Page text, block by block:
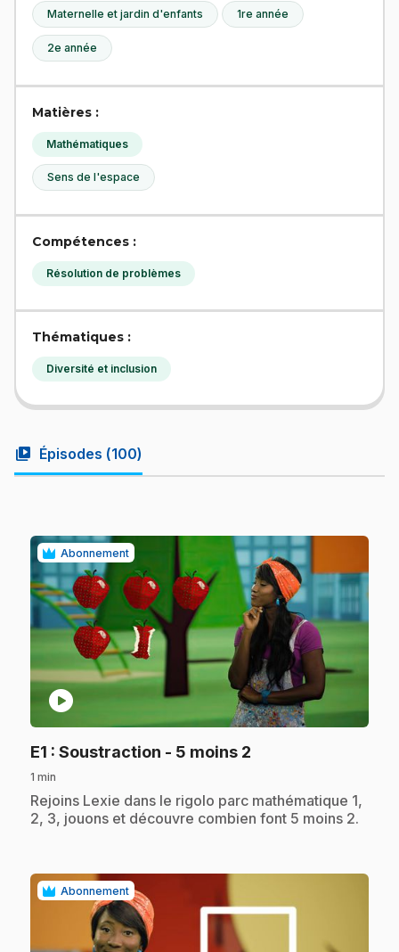
Maternelle et jardin d'enfants 1re année
2e année
Matières :
Mathématiques
Sens de l'espace
Compétences :
Résolution de problèmes
Thématiques :
Diversité et inclusion
video_library Épisodes (100)
Abonnement
play_circle
E1 : Soustraction - 5 moins 2
1 min
.Rejoins Lexie dans le rigolo parc mathématique 1,
2, 3, jouons et découvre combien font 5 moins 2.
Abonnement